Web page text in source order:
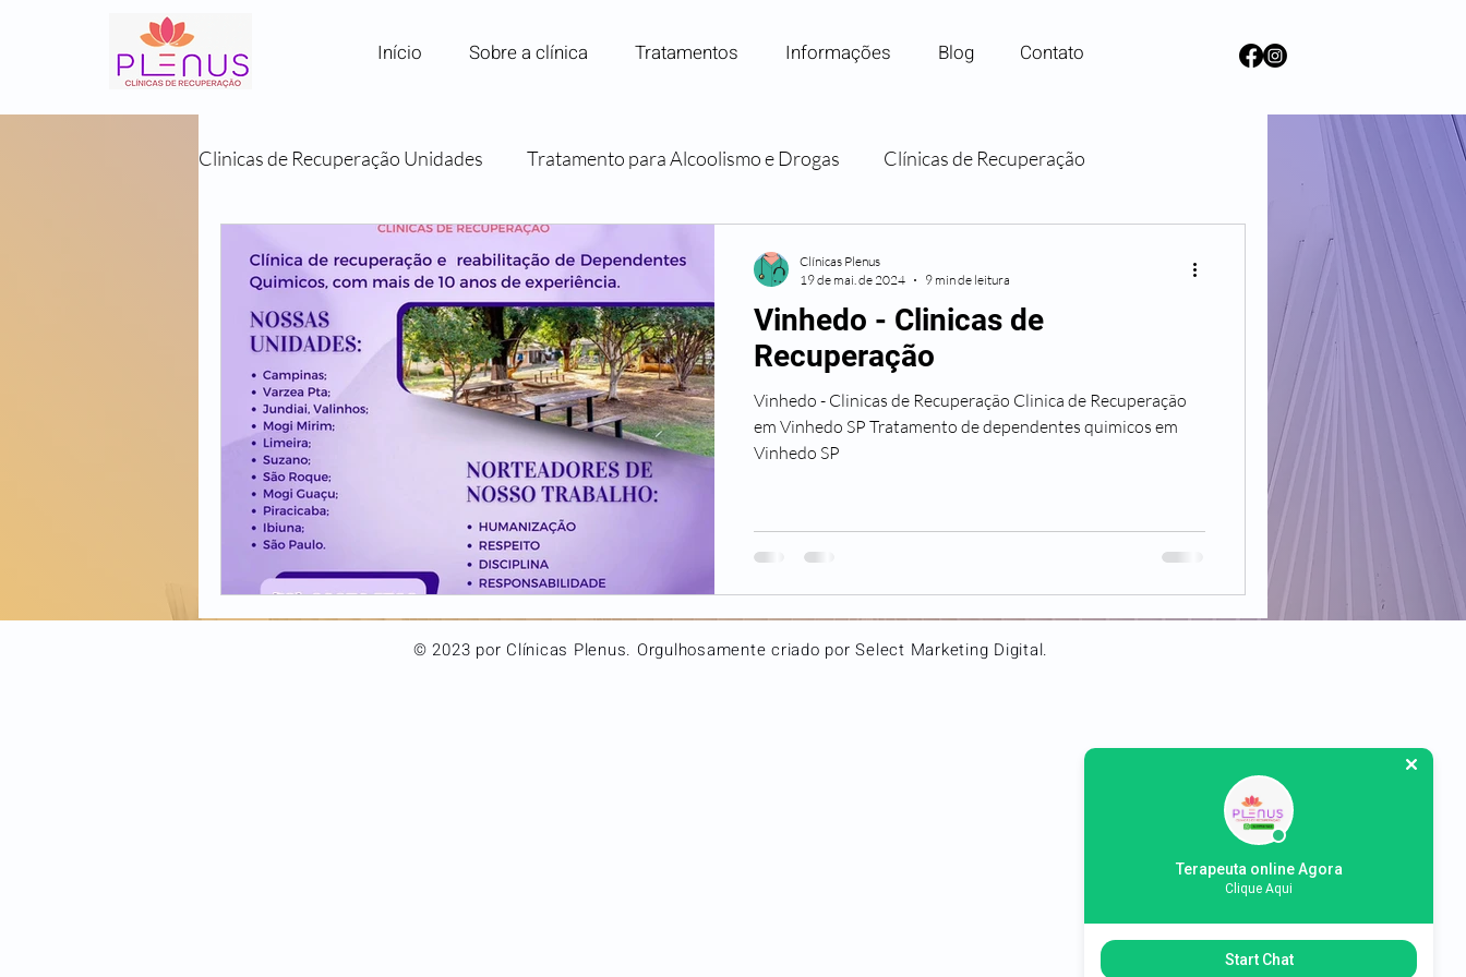
Início Sobre a clínica Tratamentos Informações Blog Contato
Clinicas de Recuperação Unidades Tratamento para Alcoolismo e Drogas Clínicas de Recuperação
Comunidades Terapêuticas Orientação e Apoio Familiar
Vinhedo - Clinicas de
Recuperação
Vinhedo - Clinicas de Recuperação Clinica de Recuperação
em Vinhedo SP Tratamento de dependentes quimicos em
Vinhedo SP
Clínicas Plenus
19 de mai. de 2024
9 min de leitura
© 2023 por Clínicas Plenus. Orgulhosamente criado por Select Marketing Digital.
Terapeuta online Agora
Clique Aqui
Start Chat